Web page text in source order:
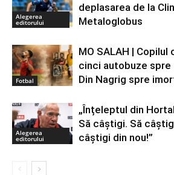
Alegerea
editorului
deplasarea de la
Metaloglobus
Fotbal
MO SALAH | Copilul
cinci autobuze spre
Din Nagrig spre
Alegerea
editorului
„Înțeleptul din
Să câștigi. Să
câștigi din nou!”